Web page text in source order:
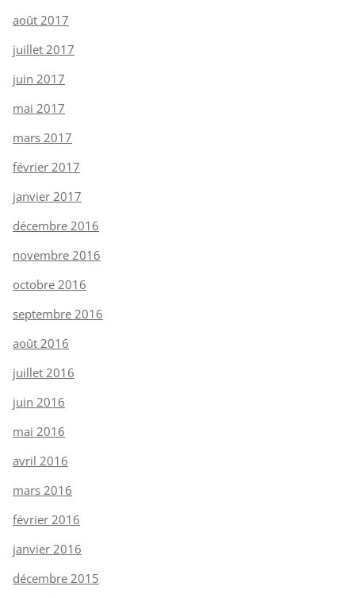
août 2017
juillet 2017
juin 2017
mai 2017
mars 2017
février 2017
janvier 2017
décembre 2016
novembre 2016
octobre 2016
septembre 2016
août 2016
juillet 2016
juin 2016
mai 2016
avril 2016
mars 2016
février 2016
janvier 2016
décembre 2015